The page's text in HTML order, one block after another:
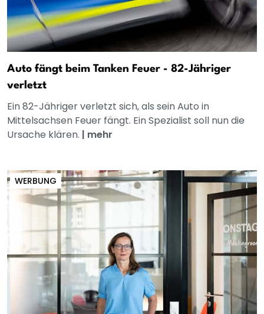
Auto fängt beim Tanken Feuer - 82-Jähriger
verletzt
Ein 82-Jähriger verletzt sich, als sein Auto in
Mittelsachsen Feuer fängt. Ein Spezialist soll nun die
Ursache klären. | mehr
WERBUNG